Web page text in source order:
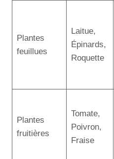
Plantes
feuillues
Laitue,
Épinards,
Roquette
Plantes
fruitières
Tomate,
Poivron,
Fraise